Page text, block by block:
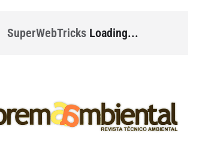
SuperWebTricksLoading...